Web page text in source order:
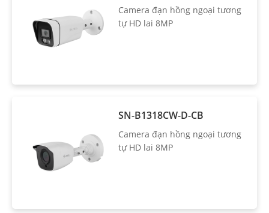
Camera đạn hồng ngoại tương
tự HD lai 8MP
SN-B1318CW-D-CB
Camera đạn hồng ngoại tương
tự HD lai 8MP